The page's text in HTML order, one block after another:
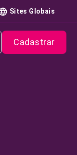
Sites Globais
Cadastrar